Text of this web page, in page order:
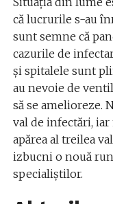
că lucrurile s-au
sunt semne că
cazurile de
și spitalele sunt
au nevoie de
să se amelioreze.
val de infectări, iar
apărea al treilea
izbucni o nouă
specialiștilor.